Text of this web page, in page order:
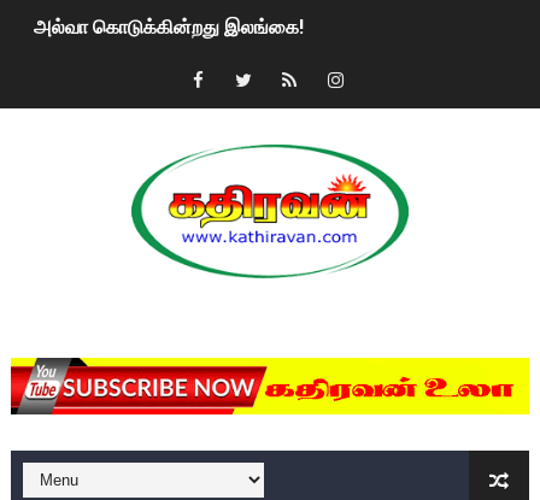
அல்வா கொடுக்கின்றது இலங்கை!
2ஆம் நாள் உக்ரைன் யுத்தம்!! எங்களைத் தனிமையில்
மகிந்த ராஜபக்சே பதவி விலக திட்டம்?
ரவுடி பேபிக்கு நடந்த தரமான சம்பவம்.. ஆபாச வீடியோக்களால்
குண்டை தூக்கிப்போட்ட ஆய்வு…. இந்தியாவின் “கோவிஷீல்டு”
யாழில் தமிழின தலைவர் பிரபாகரனின் பிறந்தநாளை
ஏர்போர்ட்டில் உதைத்த நபர் யார், என்ன நடந்தது?: உண்மையை